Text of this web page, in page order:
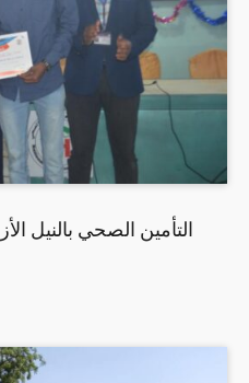
التأمين الصحي بالنيل